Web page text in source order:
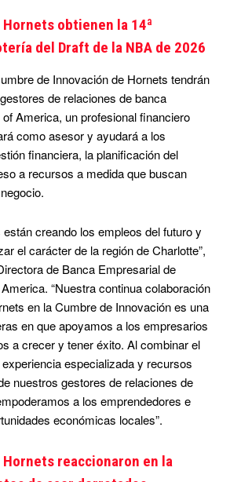
Hornets obtienen la 14ª
del Draft de la NBA de 2026
de Innovación de Hornets tendrán
de relaciones de banca
America, un profesional financiero
como asesor y ayudará a los
financiera, la planificación del
a recursos a medida que buscan
creando los empleos del futuro y
el carácter de la región de Charlotte”,
de Banca Empresarial de
“Nuestra continua colaboración
en la Cumbre de Innovación es una
en que apoyamos a los empresarios
a crecer y tener éxito. Al combinar el
especializada y recursos
nuestros gestores de relaciones de
a los emprendedores e
económicas locales”.
Hornets reaccionaron en la